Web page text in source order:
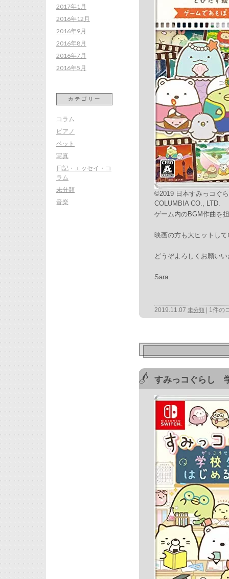
©2019 日本すみっコぐ
COLUMBIA CO., LTD.
ゲーム内のBGM作曲を
映画の方も大ヒットし
どうぞよろしくお願い
Sara.
2019.11.07 未分類 1件の
すみっコぐらし
2017年1月
2016年12月
2016年9月
2016年8月
2016年7月
2016年5月
カテゴリー
コラム
ピアノ
ペット
写真
日記・エッセイ・コ
ラム
未分類
音楽